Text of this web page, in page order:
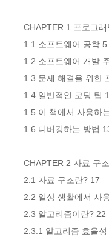
CHAPTER 1 프로그
1.1 소프트웨어 공학 5
1.2 소프트웨어 개발
1.3 문제 해결을 위한
1.4 일반적인 코딩 팁
1.5 이 책에서 사용하
1.6 디버깅하는 방법
CHAPTER 2 자료 구
2.1 자료 구조란? 17
2.2 일상 생활에서 사
2.3 알고리즘이란? 22
2.3.1 알고리즘 효율